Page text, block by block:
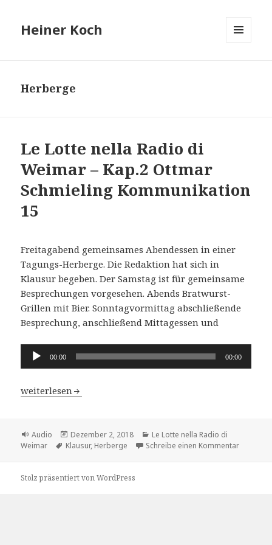
Heiner Koch
Herberge
Le Lotte nella Radio di
Weimar – Kap.2 Ottmar
Schmieling Kommunikation
15
Freitagabend gemeinsames Abendessen in einer
Tagungs-Herberge. Die Redaktion hat sich in
Klausur begeben. Der Samstag ist für gemeinsame
Besprechungen vorgesehen. Abends Bratwurst-
Grillen mit Bier. Sonntagvormittag abschließende
Besprechung, anschließend Mittagessen und
Audio-
00:00 00:00
Le Lotte nella Radio di Weimar – Kap.2 Ottmar
weiterlesen
Format
Audio
Veröffentlicht
am
Dezember 2, 2018 Kategorien
Le Lotte nella Radio di
Weimar
Schlagwörter
Klausur, Herberge Schreibe einen Kommentarzu Le
Stolz präsentiert von WordPress